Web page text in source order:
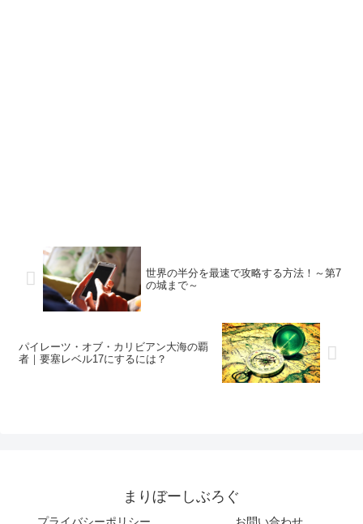
世界の半分を最速で攻略する方法！～第7
の城まで～
パイレーツ・オブ・カリビアン大海の覇
者｜要塞レベル17にするには？
まりぼーしぶろぐ